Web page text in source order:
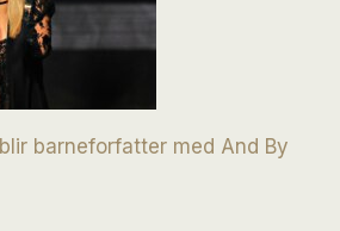
barneforfatter med And By